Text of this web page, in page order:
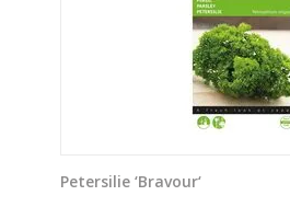
Petersilie ‘Bravour‘